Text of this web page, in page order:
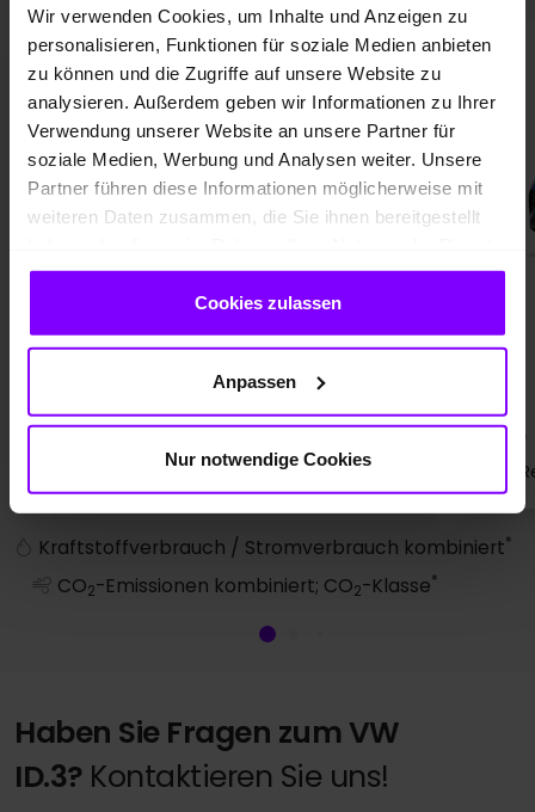
Wir verwenden Cookies, um Inhalte und Anzeigen zu
personalisieren, Funktionen für soziale Medien anbieten
zu können und die Zugriffe auf unsere Website zu
analysieren. Außerdem geben wir Informationen zu Ihrer
Verwendung unserer Website an unsere Partner für
soziale Medien, Werbung und Analysen weiter. Unsere
Partner führen diese Informationen möglicherweise mit
weiteren Daten zusammen, die Sie ihnen bereitgestellt
gesammelt haben.
Cookies zulassen
Anpassen
Nur notwendige Cookies
2
16,2-14,9 kWh/100 km
Reichweite kombiniert: 402-575 km
Kraftstoffverbrauch / Stromverbrauch kombiniert*
CO2-Emissionen kombiniert; CO2-Klasse*
Haben Sie Fragen zum VW
ID.3? Kontaktieren Sie uns!